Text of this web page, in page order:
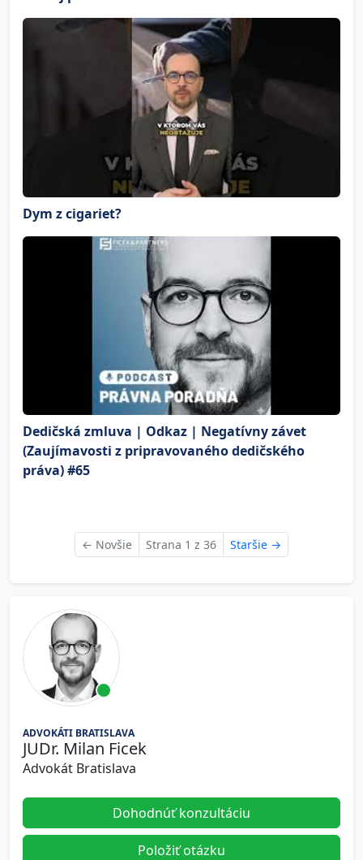
Dym z cigariet?
Dedičská zmluva | Odkaz | Negatívny závet
(Zaujímavosti z pripravovaného dedičského
práva) #65
← Novšie Strana 1 z 36 Staršie →
ADVOKÁTI BRATISLAVA
JUDr. Milan Ficek
Advokát Bratislava
Dohodnúť konzultáciu
Položiť otázku